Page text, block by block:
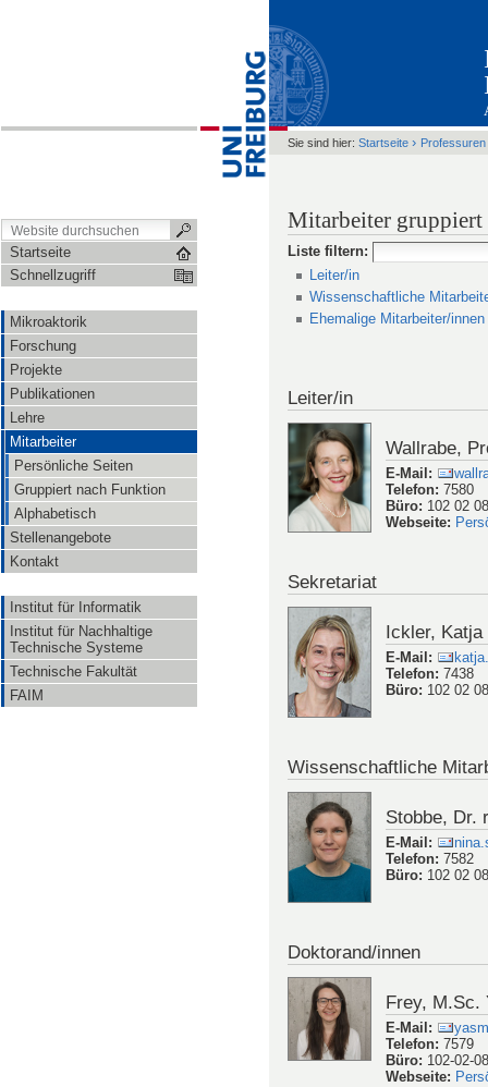
Startseite
Schnellzugriff
Mikroaktorik
Forschung
Projekte
Publikationen
Lehre
Mitarbeiter
Persönliche Seiten
Gruppiert nach Funktion
Alphabetisch
Stellenangebote
Kontakt
Institut für Informatik
Institut für Nachhaltige
Technische Systeme
Technische Fakultät
FAIM
Sie sind hier: Startseite › Professuren
Mitarbeiter
Liste filtern:
Leiter/in
Wissenschaftliche
Ehemalige Mitarbeiter/innen
Leiter/in
Wallrabe,
E-Mail :
Telefon:7580
Büro: 102 02
Webseite:
Sekretariat
Ickler, Katja
E-Mail :
Telefon:7438
Büro: 102 02
Wissenschaftliche
Stobbe, Dr.
E-Mail :
Telefon:7582
Büro: 102 02
Doktorand/innen
Frey, M.Sc.
E-Mail :
Telefon:7579
Büro: 102-02-
Webseite: